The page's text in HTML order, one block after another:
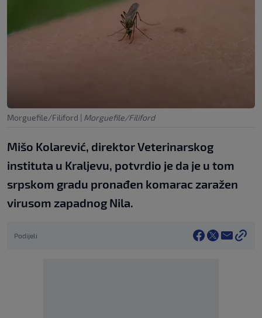
Morguefile/Filiford | Morguefile/Filiford
Mišo Kolarević, direktor Veterinarskog
instituta u Kraljevu, potvrdio je da je u tom
srpskom gradu pronađen komarac zaražen
virusom zapadnog Nila. 
Podijeli